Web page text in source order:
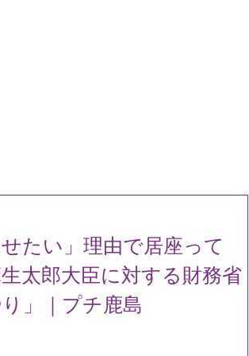
せたい」理由で居座って
太郎大臣に対する財務省
」｜プチ鹿島